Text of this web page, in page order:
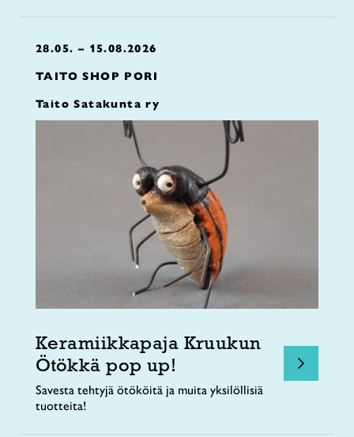
28.05. – 15.08.2026
TAITO SHOP PORI
Taito Satakunta ry
Keramiikkapaja Kruukun
Ötökkä pop up!
Savesta tehtyjä ötököitä ja muita yksilöllisiä
tuotteita!